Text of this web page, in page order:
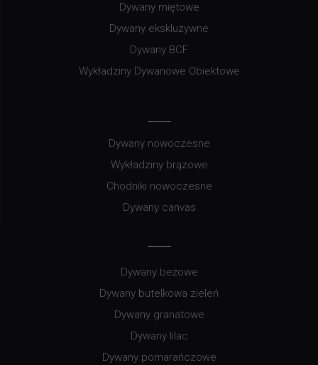
Dywany miętowe
Dywany ekskluzywne
Dywany BCF
Wykładziny Dywanowe Obiektowe
Dywany nowoczesne
Wykładziny brązowe
Chodniki nowoczesne
Dywany canvas
Dywany beżowe
Dywany butelkowa zieleń
Dywany granatowe
Dywany lilac
Dywany pomarańczowe